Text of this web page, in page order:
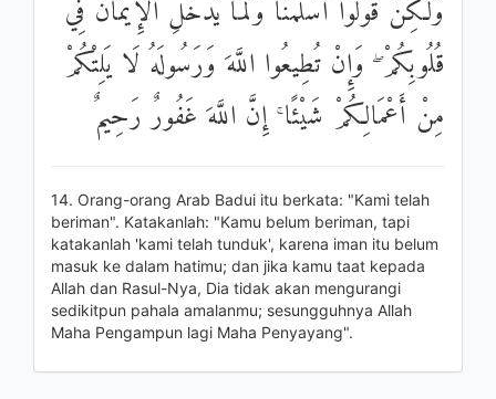
وَلَٰكِنْ قُولُوا أَسْلَمْنَا وَلَمَّا يَدْخُلِ الْإِيمَانُ فِي
قُلُوبِكُمْ ۖ وَإِنْ تُطِيعُوا اللَّهَ وَرَسُولَهُ لَا يَلِتْكُمْ
مِنْ أَعْمَالِكُمْ شَيْئًا ۚ إِنَّ اللَّهَ غَفُورٌ رَحِيمٌ
14. Orang-orang Arab Badui itu berkata: "Kami telah
beriman". Katakanlah: "Kamu belum beriman, tapi
katakanlah 'kami telah tunduk', karena iman itu belum
masuk ke dalam hatimu; dan jika kamu taat kepada
Allah dan Rasul-Nya, Dia tidak akan mengurangi
sedikitpun pahala amalanmu; sesungguhnya Allah
Maha Pengampun lagi Maha Penyayang".